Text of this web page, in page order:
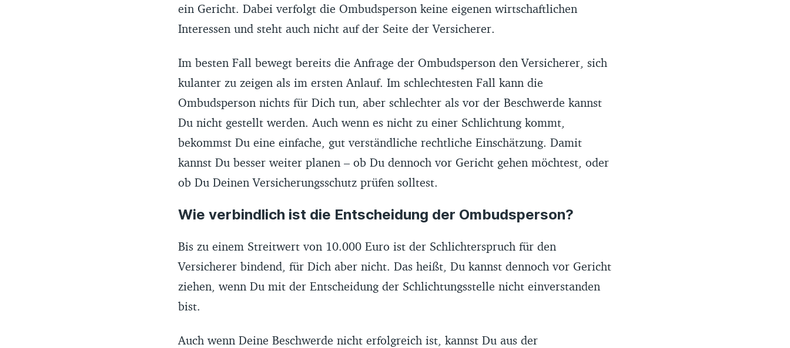
ein Gericht. Dabei verfolgt die Ombudsperson keine eigenen wirtschaftlichen
Interessen und steht auch nicht auf der Seite der Versicherer.
Im besten Fall bewegt bereits die Anfrage der Ombudsperson den Versicherer, sich
kulanter zu zeigen als im ersten Anlauf. Im schlechtesten Fall kann die
Ombudsperson nichts für Dich tun, aber schlechter als vor der Beschwerde kannst
Du nicht gestellt werden. Auch wenn es nicht zu einer Schlichtung kommt,
bekommst Du eine einfache, gut verständliche rechtliche Einschätzung. Damit
kannst Du besser weiter planen – ob Du dennoch vor Gericht gehen möchtest, oder
ob Du Deinen Versicherungsschutz prüfen solltest.
Wie verbindlich ist die Entscheidung der Ombudsperson?
Bis zu einem Streitwert von 10.000 Euro ist der Schlichterspruch für den
Versicherer bindend, für Dich aber nicht. Das heißt, Du kannst dennoch vor Gericht
ziehen, wenn Du mit der Entscheidung der Schlichtungsstelle nicht einverstanden
bist.
Auch wenn Deine Beschwerde nicht erfolgreich ist, kannst Du aus der